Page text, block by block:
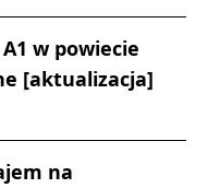
w powiecie
[aktualizacja]
na